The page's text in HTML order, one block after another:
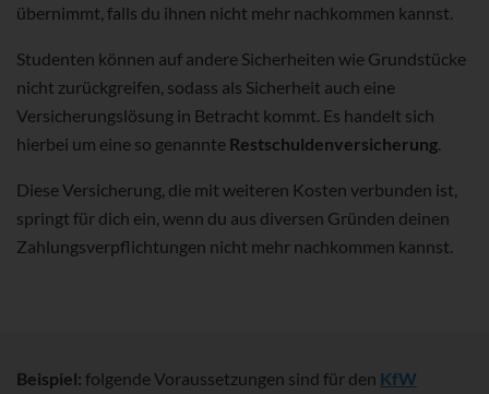
übernimmt, falls du ihnen nicht mehr nachkommen kannst.
Studenten können auf andere Sicherheiten wie Grundstücke
nicht zurückgreifen, sodass als Sicherheit auch eine
Versicherungslösung in Betracht kommt. Es handelt sich
hierbei um eine so genannte Restschuldenversicherung
Diese Versicherung, die mit weiteren Kosten verbunden ist,
springt für dich ein, wenn du aus diversen Gründen deinen
Zahlungsverpflichtungen nicht mehr nachkommen kannst.
Beispiel: folgende Voraussetzungen sind für den KfW